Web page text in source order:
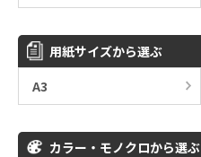
用紙サイズから選ぶ
A3
カラー・モノクロから選ぶ